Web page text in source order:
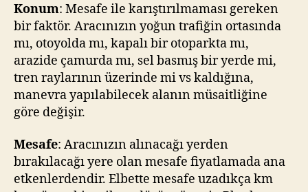
Konum: Mesafe ile karıştırılmaması gereken
bir faktör. Aracınızın yoğun trafiğin ortasında
mı, otoyolda mı, kapalı bir otoparkta mı,
arazide çamurda mı, sel basmış bir yerde mi,
tren raylarının üzerinde mi vs kaldığına,
manevra yapılabilecek alanın müsaitliğine
göre değişir.
Mesafe: Aracınızın alınacağı yerden
bırakılacağı yere olan mesafe fiyatlamada ana
etkenlerdendir. Elbette mesafe uzadıkça km